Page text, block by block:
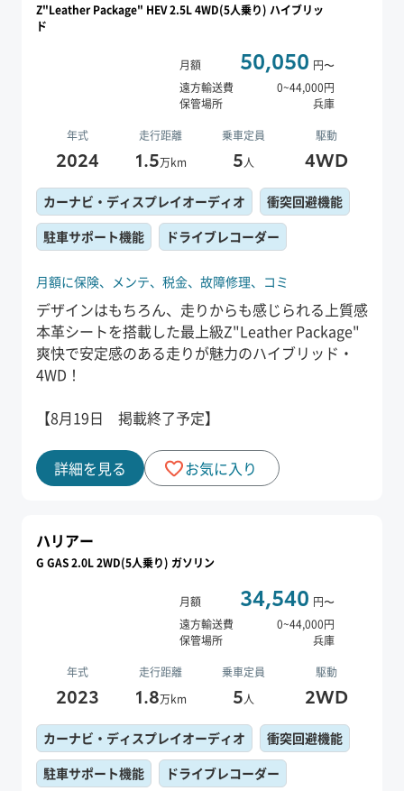
Z"Leather Package" HEV 2.5L 4WD(5人乗り) ハイブリッ
ド
月額 50,050 円〜
遠方輸送費
0~44,000円
保管場所
兵庫
年式 走行距離 乗車定員 駆動
2024 1.5万km 5人 4WD
月額に保険、 メンテ、 税金、 故障修理、 コミ
デザインはもちろん、走りからも感じられる上質感
本革シートを搭載した最上級Z"Leather Package"
爽快で安定感のある走りが魅力のハイブリッド・
4WD！
【8月19日 掲載終了予定】
カーナビ・ディスプレイオーディオ
衝突回避機能
駐車サポート機能
ドライブレコーダー
詳細を見る お気に入り
ハリアー
G GAS 2.0L 2WD(5人乗り) ガソリン
月額 34,540 円〜
遠方輸送費
0~44,000円
保管場所
兵庫
年式 走行距離 乗車定員 駆動
2023 1.8万km 5人 2WD
カーナビ・ディスプレイオーディオ
衝突回避機能
駐車サポート機能
ドライブレコーダー